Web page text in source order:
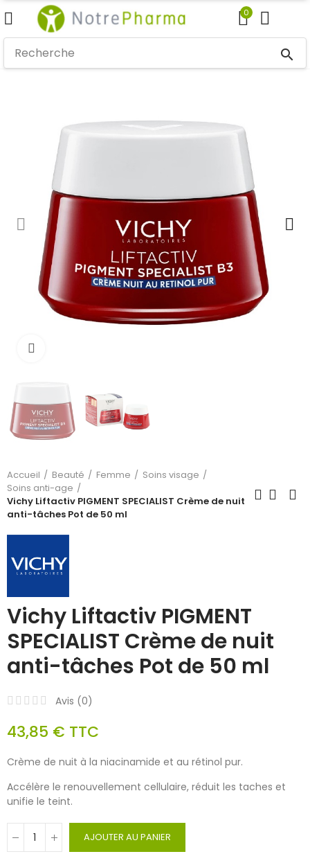
0
search
Accueil Beauté Femme
Soins visage
Soins anti-age
Vichy Liftactiv PIGMENT SPECIALIST Crème de nuit
anti-tâches Pot de 50 ml
Vichy Liftactiv PIGMENT
SPECIALIST Crème de nuit
anti-tâches Pot de 50 ml
Avis (0)
43,85 € TTC
Crème de nuit à la niacinamide et au rétinol pur.
Accélère le renouvellement cellulaire, réduit les taches et
unifie le teint.
AJOUTER AU PANIER